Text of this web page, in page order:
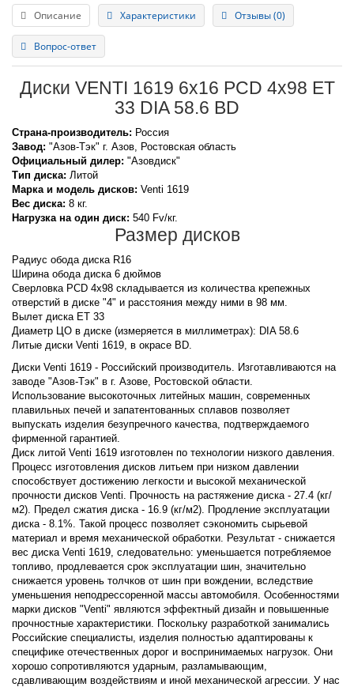
Описание Характеристики Отзывы (0)
Вопрос-ответ
Диски VENTI 1619 6x16 PCD 4x98 ET
33 DIA 58.6 BD
Страна-производитель: Россия
Завод: "Азов-Тэк" г. Азов, Ростовская область
Официальный дилер: "Азовдиск"
Тип диска: Литой
Марка и модель дисков: Venti 1619
Вес диска: 8 кг.
Нагрузка на один диск: 540 Fv/кг.
Размер дисков
Радиус обода диска R16
Ширина обода диска 6 дюймов
Сверловка PCD 4x98 складывается из количества крепежных
отверстий в диске "4" и расстояния между ними в 98 мм.
Вылет диска ET 33
Диаметр ЦО в диске (измеряется в миллиметрах): DIA 58.6
Литые диски Venti 1619, в окрасе BD.
Диски Venti 1619 - Российский производитель. Изготавливаются на
заводе "Азов-Тэк" в г. Азове, Ростовской области.
Использование высокоточных литейных машин, современных
плавильных печей и запатентованных сплавов позволяет
выпускать изделия безупречного качества, подтверждаемого
фирменной гарантией.
Диск литой Venti 1619 изготовлен по технологии низкого давления.
Процесс изготовления дисков литьем при низком давлении
способствует достижению легкости и высокой механической
прочности дисков Venti. Прочность на растяжение диска - 27.4 (кг/
м2). Предел сжатия диска - 16.9 (кг/м2). Продление эксплуатации
диска - 8.1%. Такой процесс позволяет сэкономить сырьевой
материал и время механической обработки. Результат - снижается
вес диска Venti 1619, следовательно: уменьшается потребляемое
топливо, продлевается срок эксплуатации шин, значительно
снижается уровень толчков от шин при вождении, вследствие
уменьшения неподрессоренной массы автомобиля. Особенностями
марки дисков "Venti" являются эффектный дизайн и повышенные
прочностные характеристики. Поскольку разработкой занимались
Российские специалисты, изделия полностью адаптированы к
специфике отечественных дорог и воспринимаемых нагрузок. Они
хорошо сопротивляются ударным, разламывающим,
сдавливающим воздействиям и иной механической агрессии. У нас